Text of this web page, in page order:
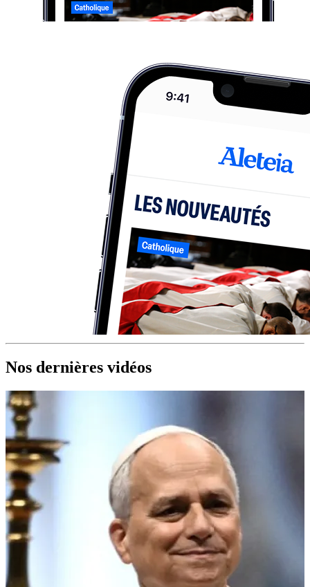
Nos dernières vidéos